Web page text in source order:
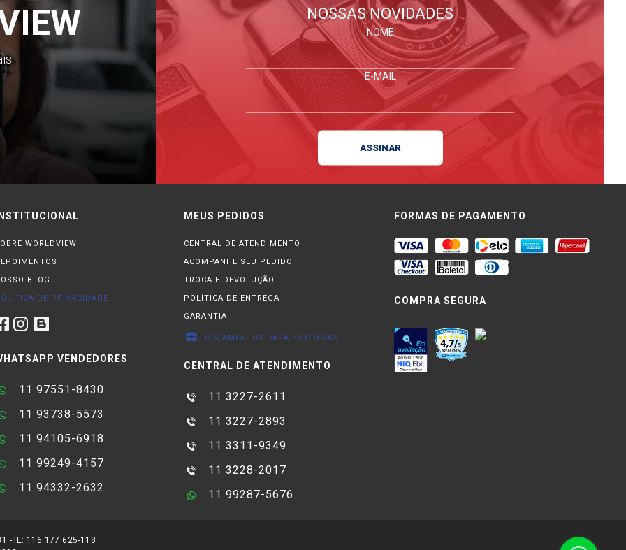
NOSSAS NOVIDADES
NOME
E-MAIL
INSTITUCIONAL
WORLDVIEW
BLOG
DE PRIVACIDADE
VENDEDORES
11 97551-8430
11 93738-5573
11 94105-6918
11 99249-4157
11 94332-2632
MEUS PEDIDOS
CENTRAL DE ATENDIMENTO
ACOMPANHE SEU PEDIDO
TROCA E DEVOLUÇÃO
POLÍTICA DE ENTREGA
GARANTIA
ORÇAMENTOS PARA EMPRESAS
CENTRAL DE ATENDIMENTO
11 3227-2611
11 3227-2893
11 3311-9349
11 3228-2017
11 99287-5676
FORMAS DE PAGAMENTO
COMPRA SEGURA
- IE: 116.177.625-118